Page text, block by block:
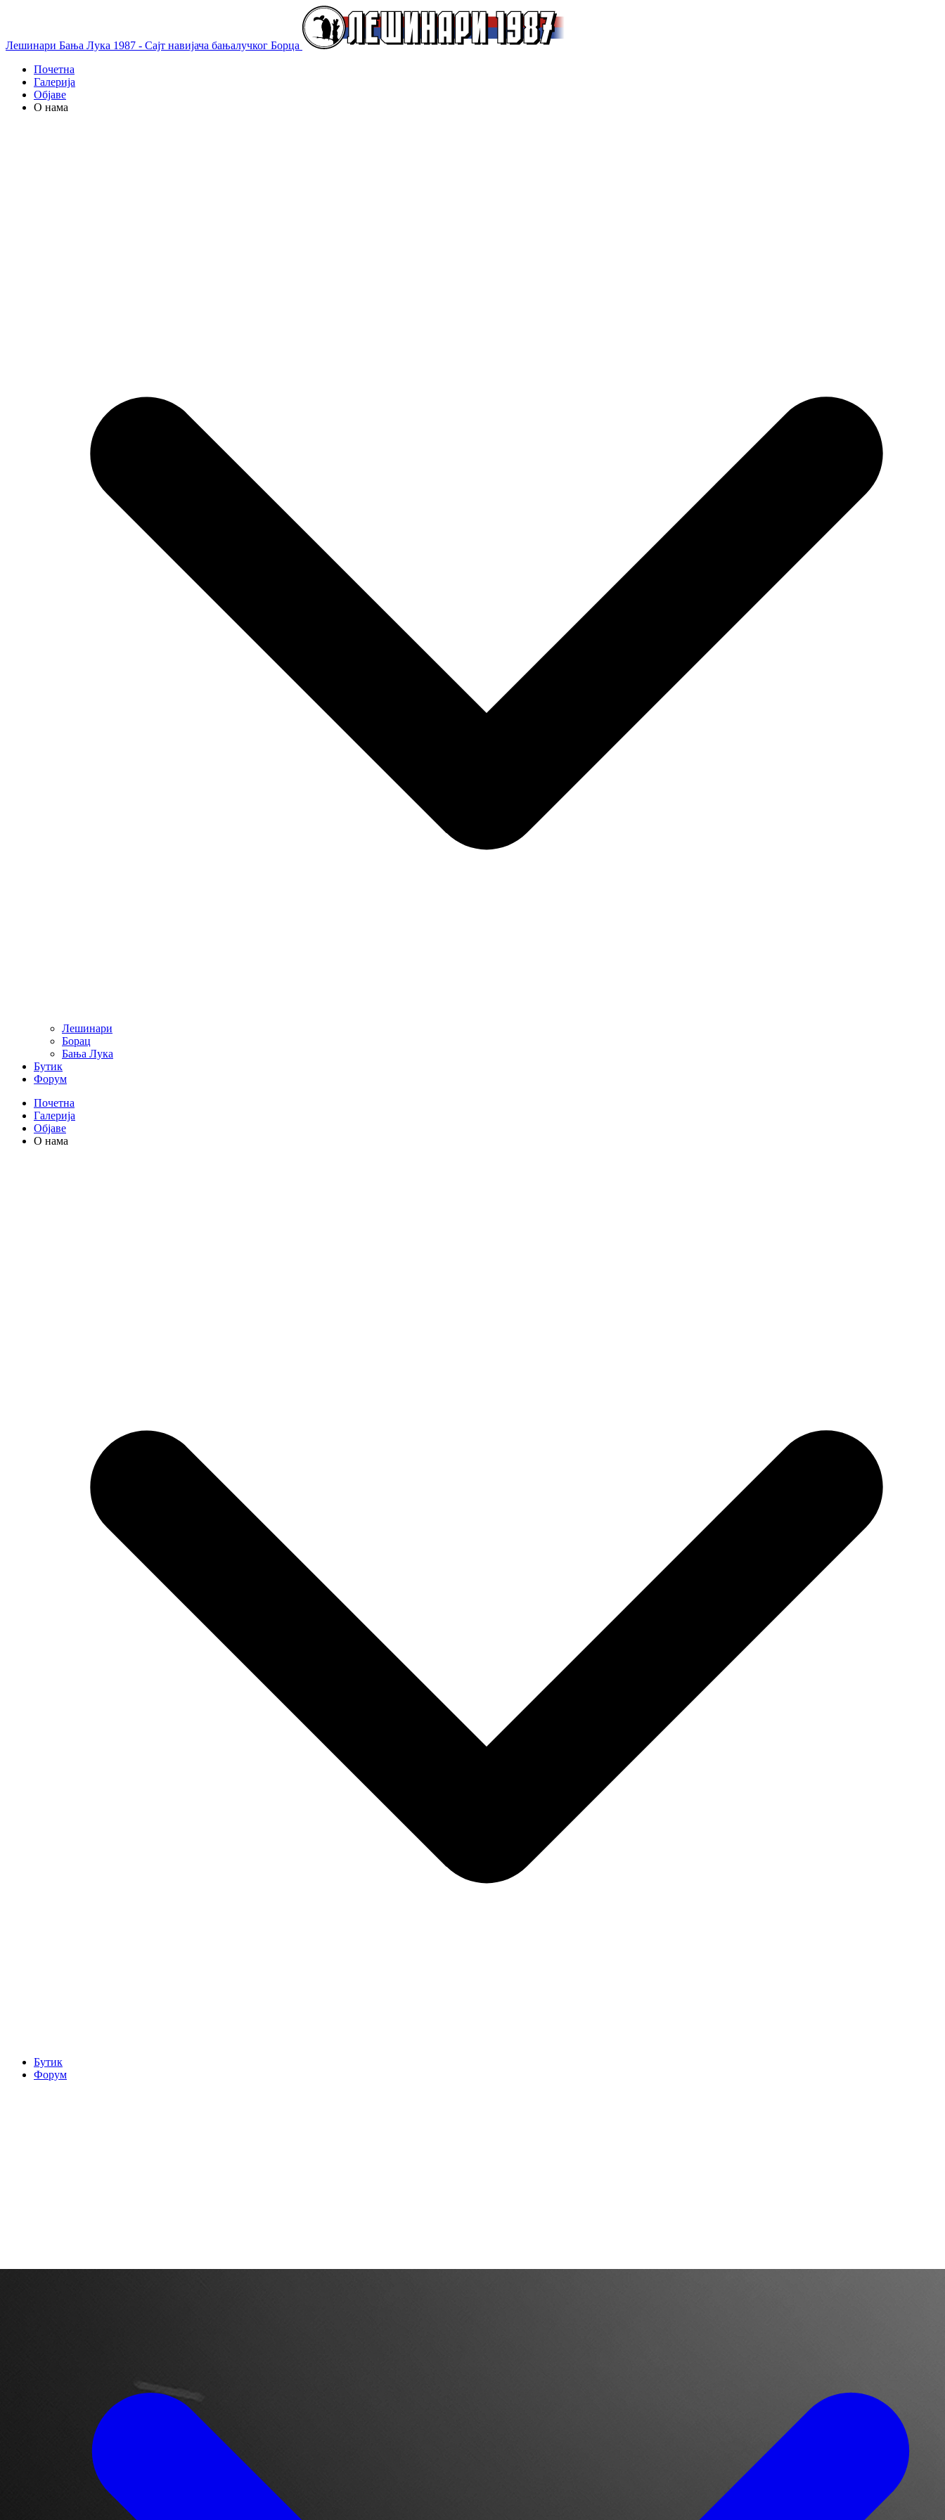
Лешинари Бања Лука 1987 - Сајт навијача бањалучког Борца
Почетна
Галерија
Објаве
О нама
Лешинари
Борац
Бања Лука
Бутик
Форум
Почетна
Галерија
Објаве
О нама
Бутик
Форум